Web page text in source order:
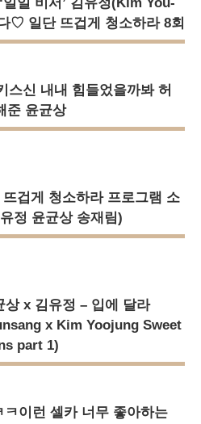
♡ 일단 뜨겁게 청소하라 8회
스신 내내 힘들었을까봐 허
준 윤균상
겁게 청소하라 프로그램 소
정 윤균상 송재림)
상 x 김유정 – 입에 달라
x Kim Yoojung Sweet
part 1)
ㅋ이런 셀카 너무 좋아하는